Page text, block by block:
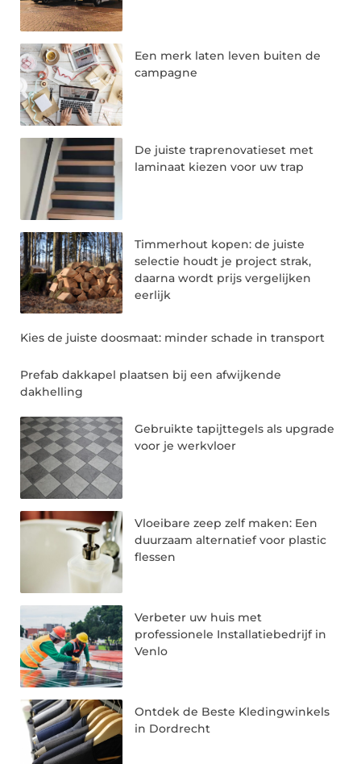
Een merk laten leven buiten de
campagne
De juiste traprenovatieset met
laminaat kiezen voor uw trap
Timmerhout kopen: de juiste
selectie houdt je project strak,
daarna wordt prijs vergelijken
eerlijk
Kies de juiste doosmaat: minder schade in transport
Prefab dakkapel plaatsen bij een afwijkende
dakhelling
Gebruikte tapijttegels als upgrade
voor je werkvloer
Vloeibare zeep zelf maken: Een
duurzaam alternatief voor plastic
flessen
Verbeter uw huis met
professionele Installatiebedrijf in
Venlo
Ontdek de Beste Kledingwinkels
in Dordrecht